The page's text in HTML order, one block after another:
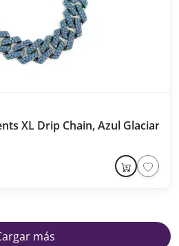
XL Drip Chain, Azul Glaciar
más